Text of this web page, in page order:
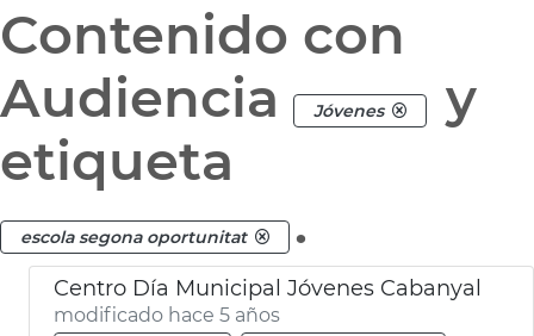
Contenido con
Audiencia
Jóvenes
y
etiqueta
escola segona oportunitat .
Centro Día Municipal Jóvenes Cabanyal
modificado hace 5 años